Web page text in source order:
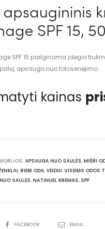
SPF 15,
SPF 15 pailginama įdegio
apsaugo nuo fotosenėjimo.
kainas
APSAUGA NUO SAULĖS, MIŠRI
, RIEBI ODA, VEIDUI, VISIEMS ODOS
NUO SAULES, NATINUEL KREMAS, SPF
FACEBOOK EMAIL